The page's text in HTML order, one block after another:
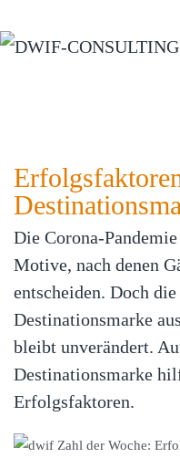
Zum Hauptinhalt springen
Die Corona-
Motive, nach denen
entscheiden. Doch
Destinationsmarke
bleibt unverändert.
Destinationsmarke
Erfolgsfaktoren.